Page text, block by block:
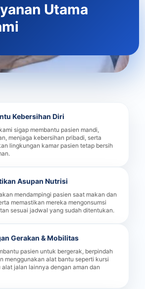
Utama
Kebersihan Diri
sigap membantu pasien mandi,
menjaga kebersihan pribadi, serta
lingkungan kamar pasien tetap bersih
Asupan Nutrisi
mendampingi pasien saat makan dan
memastikan mereka mengonsumsi
sesuai jadwal yang sudah ditentukan.
Gerakan & Mobilitas
pasien untuk bergerak, berpindah
menggunakan alat bantu seperti kursi
alat jalan lainnya dengan aman dan